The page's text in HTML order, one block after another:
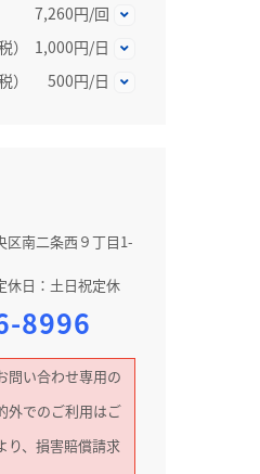
7,260円/回
）
1,000円/日
）
500円/日
区南二条西９丁目1-
休日：土日祝定休
8996
問い合わせ専用の
外でのご利用はご
り、損害賠償請求